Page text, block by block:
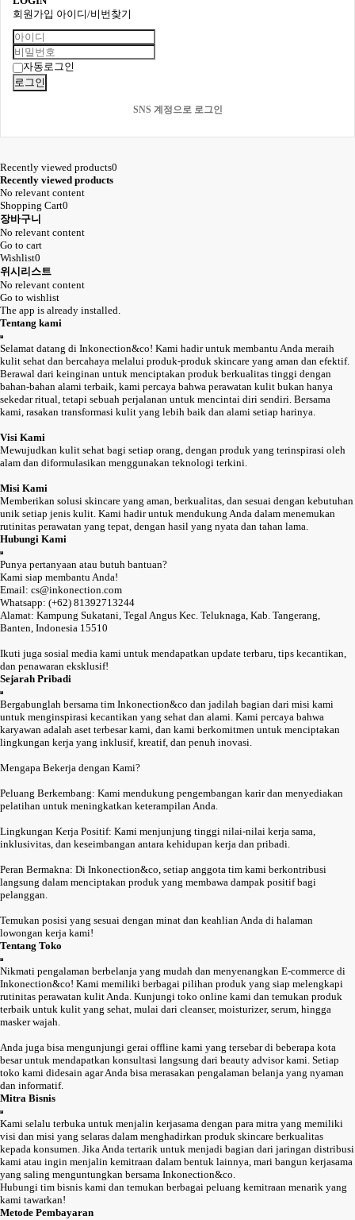
회원가입 아이디/비번찾기
자동로그인
로그인
SNS 계정으로 로그인
Recently viewed products0
Recently viewed products
No relevant content
Shopping Cart0
장바구니
No relevant content
Go to cart
Wishlist0
위시리스트
No relevant content
Go to wishlist
The app is already installed.
Tentang kami
Selamat datang di Inkonection&co! Kami hadir untuk membantu Anda meraih
kulit sehat dan bercahaya melalui produk-produk skincare yang aman dan efektif.
Berawal dari keinginan untuk menciptakan produk berkualitas tinggi dengan
bahan-bahan alami terbaik, kami percaya bahwa perawatan kulit bukan hanya
sekedar ritual, tetapi sebuah perjalanan untuk mencintai diri sendiri. Bersama
kami, rasakan transformasi kulit yang lebih baik dan alami setiap harinya.
Visi Kami
Mewujudkan kulit sehat bagi setiap orang, dengan produk yang terinspirasi oleh
alam dan diformulasikan menggunakan teknologi terkini.
Misi Kami
Memberikan solusi skincare yang aman, berkualitas, dan sesuai dengan kebutuhan
unik setiap jenis kulit. Kami hadir untuk mendukung Anda dalam menemukan
rutinitas perawatan yang tepat, dengan hasil yang nyata dan tahan lama.
Hubungi Kami
Punya pertanyaan atau butuh bantuan?
Kami siap membantu Anda!
Email: cs@inkonection.com
Whatsapp: (+62) 81392713244
Alamat: Kampung Sukatani, Tegal Angus Kec. Teluknaga, Kab. Tangerang,
Banten, Indonesia 15510
Ikuti juga sosial media kami untuk mendapatkan update terbaru, tips kecantikan,
dan penawaran eksklusif!
Sejarah Pribadi
Bergabunglah bersama tim Inkonection&co dan jadilah bagian dari misi kami
untuk menginspirasi kecantikan yang sehat dan alami. Kami percaya bahwa
karyawan adalah aset terbesar kami, dan kami berkomitmen untuk menciptakan
lingkungan kerja yang inklusif, kreatif, dan penuh inovasi.
Mengapa Bekerja dengan Kami?
Peluang Berkembang: Kami mendukung pengembangan karir dan menyediakan
pelatihan untuk meningkatkan keterampilan Anda.
Lingkungan Kerja Positif: Kami menjunjung tinggi nilai-nilai kerja sama,
inklusivitas, dan keseimbangan antara kehidupan kerja dan pribadi.
Peran Bermakna: Di Inkonection&co, setiap anggota tim kami berkontribusi
langsung dalam menciptakan produk yang membawa dampak positif bagi
pelanggan.
Temukan posisi yang sesuai dengan minat dan keahlian Anda di halaman
lowongan kerja kami!
Tentang Toko
Nikmati pengalaman berbelanja yang mudah dan menyenangkan E-commerce di
Inkonection&co! Kami memiliki berbagai pilihan produk yang siap melengkapi
rutinitas perawatan kulit Anda. Kunjungi toko online kami dan temukan produk
terbaik untuk kulit yang sehat, mulai dari cleanser, moisturizer, serum, hingga
masker wajah.
Anda juga bisa mengunjungi gerai offline kami yang tersebar di beberapa kota
besar untuk mendapatkan konsultasi langsung dari beauty advisor kami. Setiap
toko kami didesain agar Anda bisa merasakan pengalaman belanja yang nyaman
dan informatif.
Mitra Bisnis
Kami selalu terbuka untuk menjalin kerjasama dengan para mitra yang memiliki
visi dan misi yang selaras dalam menghadirkan produk skincare berkualitas
kepada konsumen. Jika Anda tertarik untuk menjadi bagian dari jaringan distribusi
kami atau ingin menjalin kemitraan dalam bentuk lainnya, mari bangun kerjasama
yang saling menguntungkan bersama Inkonection&co.
Hubungi tim bisnis kami dan temukan berbagai peluang kemitraan menarik yang
kami tawarkan!
Metode Pembayaran